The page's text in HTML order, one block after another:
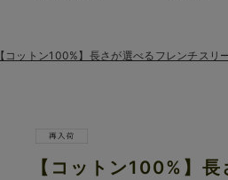
【コットン100%】長さが選べるフレンチス
【コットン100%】